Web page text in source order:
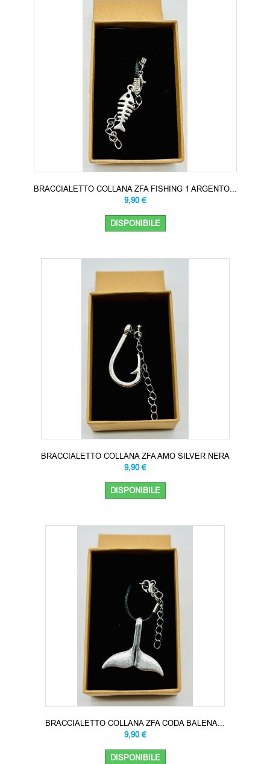
BRACCIALETTO COLLANA ZFA FISHING 1 ARGENTO...
9,90 €
DISPONIBILE
BRACCIALETTO COLLANA ZFA AMO SILVER NERA
9,90 €
DISPONIBILE
BRACCIALETTO COLLANA ZFA CODA BALENA...
9,90 €
DISPONIBILE